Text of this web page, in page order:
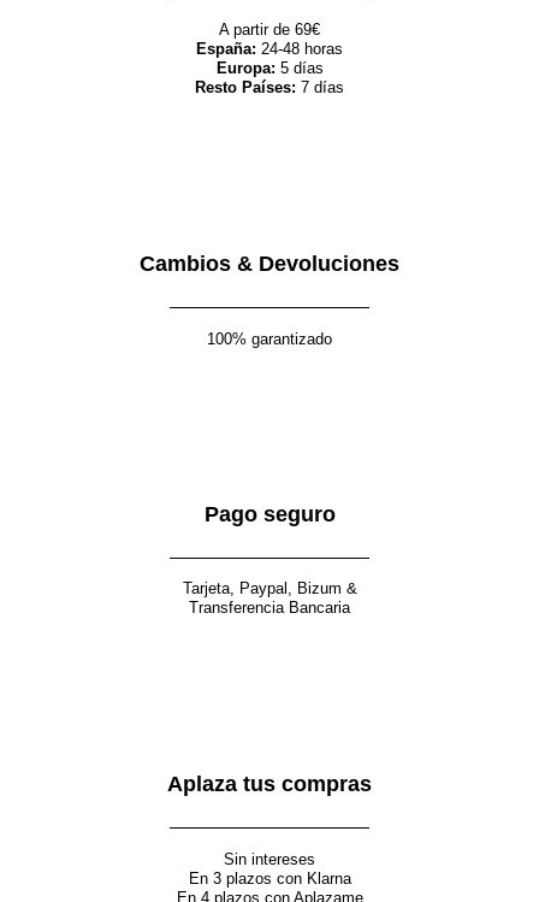
A partir de 69€
España: 24-48 horas
Europa: 5 días
Resto Países: 7 días
Cambios & Devoluciones
100% garantizado
Pago seguro
Tarjeta, Paypal, Bizum &
Transferencia Bancaria
Aplaza tus compras
Sin intereses
En 3 plazos con Klarna
En 4 plazos con Aplazame